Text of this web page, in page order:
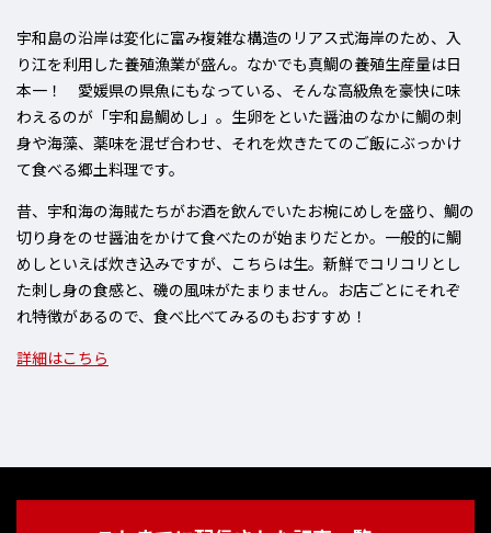
宇和島の沿岸は変化に富み複雑な構造のリアス式海岸のため、入
り江を利用した養殖漁業が盛ん。なかでも真鯛の養殖生産量は日
本一！
愛媛県の県魚にもなっている、そんな高級魚を豪快に味
わえるのが 「宇和島鯛めし」 。生卵をといた醤油のなかに鯛の刺
身や海藻、薬味を混ぜ合わせ、それを炊きたてのご飯にぶっかけ
て食べる郷土料理です。
昔、宇和海の海賊たちがお酒を飲んでいたお椀にめしを盛り、鯛の
切り身をのせ醤油をかけて食べたのが始まりだとか。一般的に鯛
めしといえば炊き込みですが、こちらは生。 新鮮でコリコリとし
た刺し身の食感と、 磯の風味がたまりません。 お店ごとにそれぞ
れ特徴があるので、食べ比べてみるのもおすすめ！
詳細はこちら